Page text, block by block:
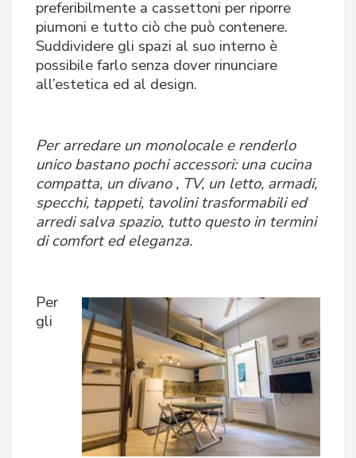
preferibilmente a cassettoni per riporre
piumoni e tutto ciò che può contenere.
Suddividere gli spazi al suo interno è
possibile farlo senza dover rinunciare
all’estetica ed al design.
Per arredare un monolocale e renderlo
unico bastano pochi accessori: una cucina
compatta, un divano , TV, un letto, armadi,
specchi, tappeti, tavolini trasformabili ed
arredi salva spazio, tutto questo in termini
di comfort ed eleganza.
Per
gli